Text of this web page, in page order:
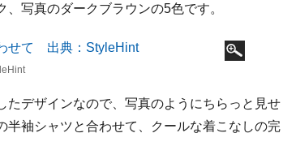
写真のダークブラウンの5色です。
たデザインなので、写真のようにちらっと見せ
袖シャツと合わせて、クールな着こなしの完